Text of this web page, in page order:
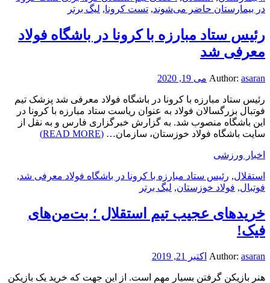
در بیمارستان حاضر می‌شوند, تست کرونا, لیگ برتر
رئیس ستاد مبارزه با کرونا در باشگاه فولاد
معرفی شد
Author: asaran می 19, 2020
رئیس ستاد مبارزه با کرونا در باشگاه فولاد معرفی شد پزشک تیم
فوتبال بزرگسالان فولاد به عنوان ریاست ستاد مبارزه با کرونا در
این باشگاه منصوب شد. به گزارش خبرگزاری فارس و به نقل از
سایت باشگاه فولاد خوزستان، سازمان… (READ MORE)
اخبار ورزشی
استقلال, رئیس ستاد مبارزه با کرونا در باشگاه فولاد معرفی شد,
فوتبال, فولاد خوزستان, لیگ برتر
خرید‌های عجیب تیم استقلال ؛ بت‌من‌های
فیک!
Author: asaran اکتبر 21, 2019
هنر بازیکن گرفتن بسیار مهم است. از این جهت که خرید یک بازیکن